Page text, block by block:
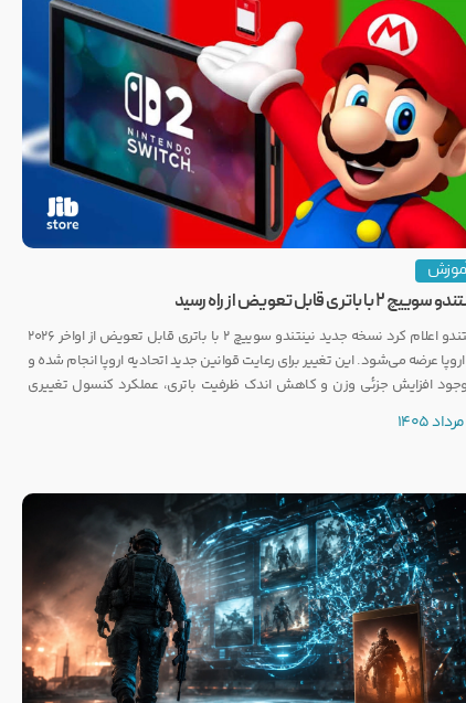
۲ با باتری قابل تعویض از راه رسید
نینتندو اعلام کرد نسخه جدید نینتندو سوییچ ۲ با باتری قابل تعویض از اواخر ۲۰۲۶
عرضه می‌شود. این تغییر برای رعایت قوانین جدید اتحادیه اروپا انجام شده و
افزایش جزئی وزن و کاهش اندک ظرفیت باتری، عملکرد کنسول تغییری